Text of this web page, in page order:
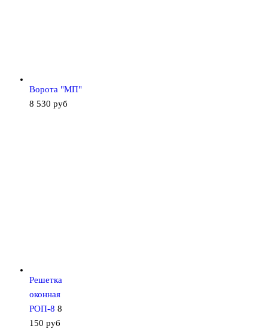
Ворота "МП"
8 530 руб
Решетка
оконная
РОП-8 8
150 руб